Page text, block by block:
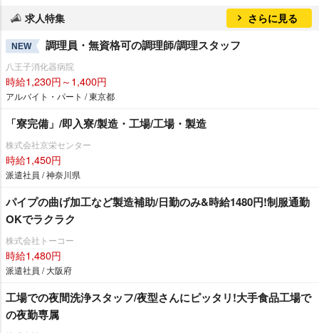
求人特集 さらに見る
NEW 調理員・無資格可の調理師/調理スタッフ
八王子消化器病院
時給1,230円～1,400円
アルバイト・パート / 東京都
「寮完備」/即入寮/製造・工場/工場・製造
株式会社京栄センター
時給1,450円
派遣社員 / 神奈川県
パイプの曲げ加工など製造補助/日勤のみ&時給1480円!制服通勤
OKでラクラク
株式会社トーコー
時給1,480円
派遣社員 / 大阪府
工場での夜間洗浄スタッフ/夜型さんにピッタリ!大手食品工場で
の夜勤専属